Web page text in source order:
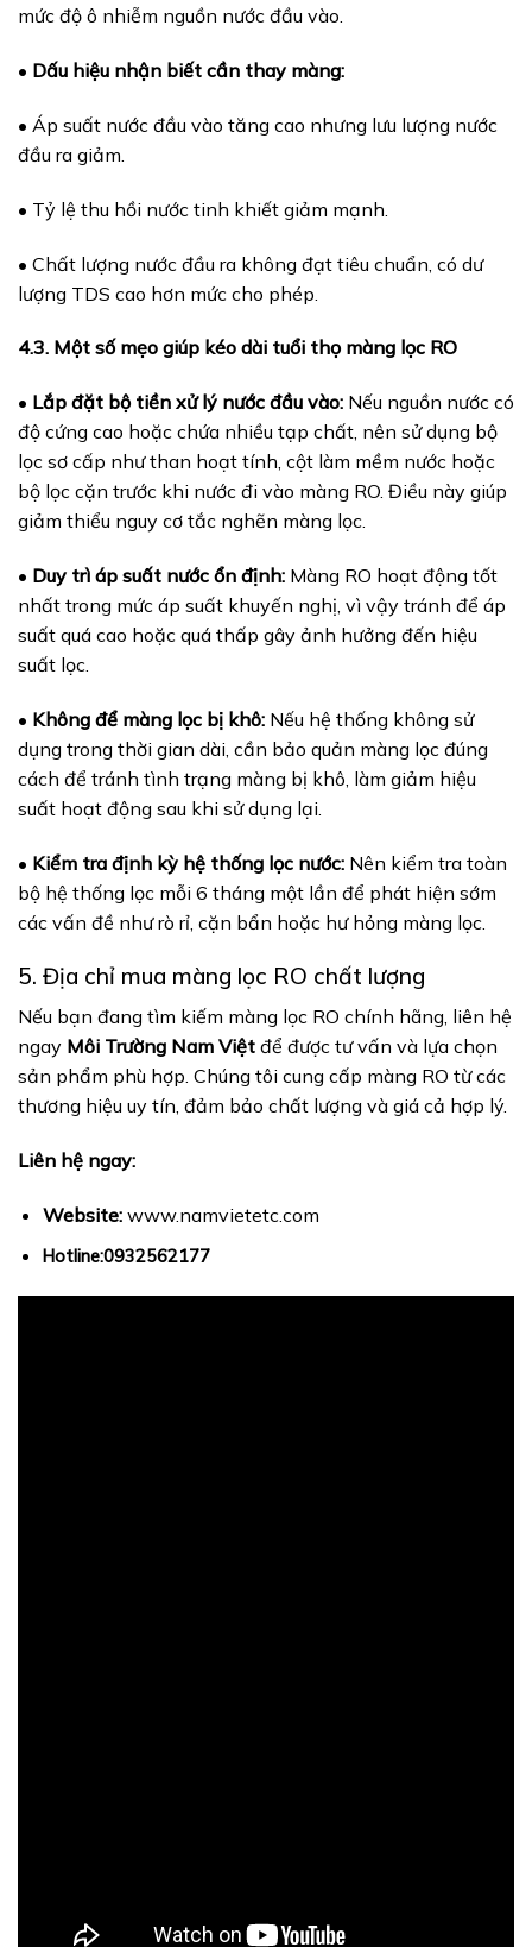
mức độ ô nhiễm nguồn nước đầu vào.
• Dấu hiệu nhận biết cần thay màng:
• Áp suất nước đầu vào tăng cao nhưng lưu lượng nước
đầu ra giảm.
• Tỷ lệ thu hồi nước tinh khiết giảm mạnh.
• Chất lượng nước đầu ra không đạt tiêu chuẩn, có dư
lượng TDS cao hơn mức cho phép.
4.3. Một số mẹo giúp kéo dài tuổi thọ màng lọc RO
• Lắp đặt bộ tiền xử lý nước đầu vào: Nếu nguồn nước có
độ cứng cao hoặc chứa nhiều tạp chất, nên sử dụng bộ
lọc sơ cấp như than hoạt tính, cột làm mềm nước hoặc
bộ lọc cặn trước khi nước đi vào màng RO. Điều này giúp
giảm thiểu nguy cơ tắc nghẽn màng lọc.
• Duy trì áp suất nước ổn định: Màng RO hoạt động tốt
nhất trong mức áp suất khuyến nghị, vì vậy tránh để áp
suất quá cao hoặc quá thấp gây ảnh hưởng đến hiệu
suất lọc.
• Không để màng lọc bị khô: Nếu hệ thống không sử
dụng trong thời gian dài, cần bảo quản màng lọc đúng
cách để tránh tình trạng màng bị khô, làm giảm hiệu
suất hoạt động sau khi sử dụng lại.
• Kiểm tra định kỳ hệ thống lọc nước: Nên kiểm tra toàn
bộ hệ thống lọc mỗi 6 tháng một lần để phát hiện sớm
các vấn đề như rò rỉ, cặn bẩn hoặc hư hỏng màng lọc.
5. Địa chỉ mua màng lọc RO chất lượng
Nếu bạn đang tìm kiếm màng lọc RO chính hãng, liên hệ
ngay Môi Trường Nam Việt để được tư vấn và lựa chọn
sản phẩm phù hợp. Chúng tôi cung cấp màng RO từ các
thương hiệu uy tín, đảm bảo chất lượng và giá cả hợp lý.
Liên hệ ngay:
Website:www.namvietetc.com
Hotline:0932562177